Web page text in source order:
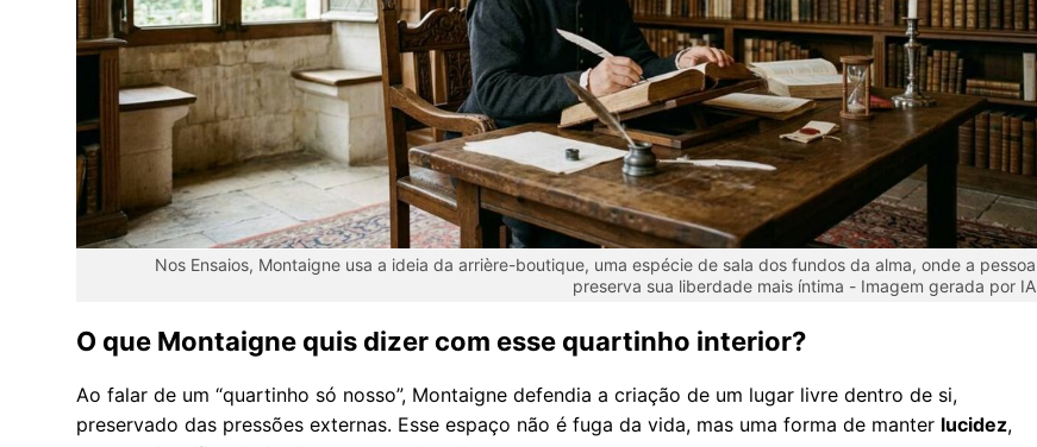
Nos Ensaios, Montaigne usa a ideia da arrière-boutique, uma espécie de sala dos fundos da alma, onde a pessoa
preserva sua liberdade mais íntima - Imagem gerada por IA
O que Montaigne quis dizer com esse quartinho interior?
Ao falar de um “quartinho só nosso”, Montaigne defendia a criação de um lugar livre dentro de si,
preservado das pressões externas. Esse espaço não é fuga da vida, mas uma forma de manter lucidez,